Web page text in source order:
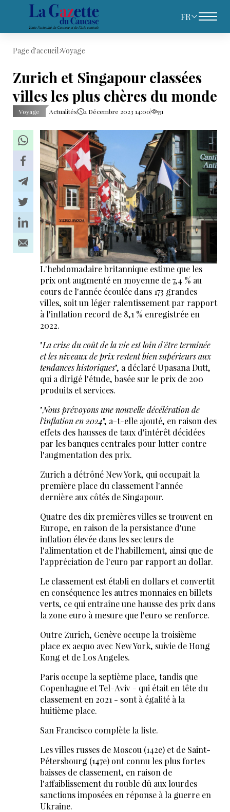
FR
Page d'accueil Voyage
Zurich et Singapour classées
villes les plus chères du monde
Voyage Actualités 2 Décembre 2023 14:00 551
L'hebdomadaire britannique estime que les
prix ont augmenté en moyenne de 7,4 % au
cours de l'année écoulée dans 173 grandes
villes, soit un léger ralentissement par rapport
à l'inflation record de 8,1 % enregistrée en
2022.
"La crise du coût de la vie est loin d'être terminée
et les niveaux de prix restent bien supérieurs aux
tendances historiques", a déclaré Upasana Dutt,
qui a dirigé l'étude, basée sur le prix de 200
produits et services.
"Nous prévoyons une nouvelle décélération de
l'inflation en 2024", a-t-elle ajouté, en raison des
effets des hausses de taux d'intérêt décidées
par les banques centrales pour lutter contre
l'augmentation des prix.
Zurich a détrôné New York, qui occupait la
première place du classement l'année
dernière aux côtés de Singapour.
Quatre des dix premières villes se trouvent en
Europe, en raison de la persistance d'une
inflation élevée dans les secteurs de
l'alimentation et de l'habillement, ainsi que de
l'appréciation de l'euro par rapport au dollar.
Le classement est établi en dollars et convertit
en conséquence les autres monnaies en billets
verts, ce qui entraîne une hausse des prix dans
la zone euro à mesure que l'euro se renforce.
Outre Zurich, Genève occupe la troisième
place ex aequo avec New York, suivie de Hong
Kong et de Los Angeles.
Paris occupe la septième place, tandis que
Copenhague et Tel-Aviv - qui était en tête du
classement en 2021 - sont à égalité à la
huitième place.
San Francisco complète la liste.
Les villes russes de Moscou (142e) et de Saint-
Pétersbourg (147e) ont connu les plus fortes
baisses de classement, en raison de
l'affaiblissement du rouble dû aux lourdes
sanctions imposées en réponse à la guerre en
Ukraine.